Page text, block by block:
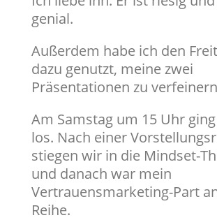
genial.
Außerdem habe ich den
dazu genutzt, meine zwei
Präsentationen zu
Am Samstag um 15 Uhr
los. Nach einer
stiegen wir in die Mindset-
und danach war mein
Vertrauensmarketing-Part
Reihe.